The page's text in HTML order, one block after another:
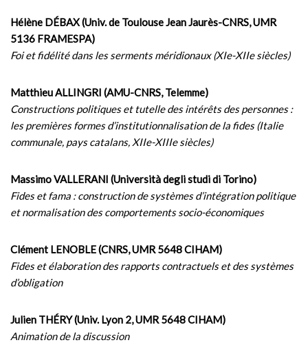
Hélène DÉBAX (Univ. de Toulouse Jean Jaurès-CNRS, UMR
5136 FRAMESPA)
Foi et fidélité dans les serments méridionaux (XIe-XIIe siècles)
Matthieu ALLINGRI (AMU-CNRS, Telemme)
Constructions politiques et tutelle des intérêts des personnes :
les premières formes d’institutionnalisation de la fides (Italie
communale, pays catalans, XIIe-XIIIe siècles)
Massimo VALLERANI (Università degli studi di Torino)
Fides et fama : construction de systèmes d’intégration politique
et normalisation des comportements socio-économiques
Clément LENOBLE (CNRS, UMR 5648 CIHAM)
Fides et élaboration des rapports contractuels et des systèmes
d’obligation
Julien THÉRY (Univ. Lyon 2, UMR 5648 CIHAM)
Animation de la discussion